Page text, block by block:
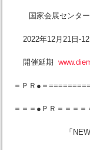
国家会展センター
2022年12月21日-12
開催延期
＝ＰＲ●＝
＝＝＝●ＰＲ＝＝＝
「